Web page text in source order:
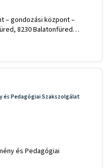
– gondozási központ –
8230 Balatonfüred
Pedagógiai Szakszolgálat
és Pedagógiai